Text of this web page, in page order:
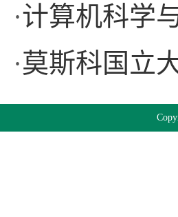
·计算机科学
·莫斯科国立